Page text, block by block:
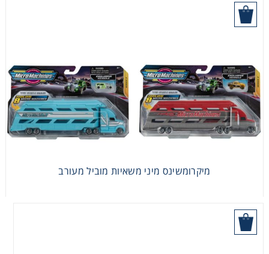
מיקרומשינס מיני משאיות מוביל מעורב
מיקרומשינס סופר וואן גדול